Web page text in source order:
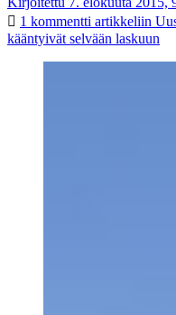
1 kommentti artikkeliin
kääntyivät selvään laskuun